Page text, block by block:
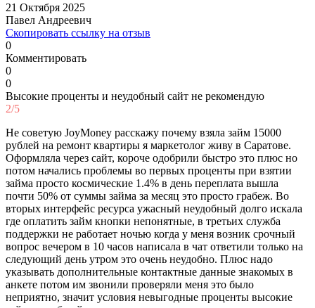
21 Октября 2025
Павел Андреевич
Скопировать ссылку на отзыв
0
Комментировать
0
0
Высокие проценты и неудобный сайт не рекомендую
2/5
Не советую JoyMoney расскажу почему взяла займ 15000
рублей на ремонт квартиры я маркетолог живу в Саратове.
Оформляла через сайт, короче одобрили быстро это плюс но
потом начались проблемы во первых проценты при взятии
займа просто космические 1.4% в день переплата вышла
почти 50% от суммы займа за месяц это просто грабеж. Во
вторых интерфейс ресурса ужасный неудобный долго искала
где оплатить займ кнопки непонятные, в третьих служба
поддержки не работает ночью когда у меня возник срочный
вопрос вечером в 10 часов написала в чат ответили только на
следующий день утром это очень неудобно. Плюс надо
указывать дополнительные контактные данные знакомых в
анкете потом им звонили проверяли меня это было
неприятно, значит условия невыгодные проценты высокие